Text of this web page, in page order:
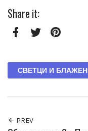
Share it:
СВЕТЦИ И
PREV